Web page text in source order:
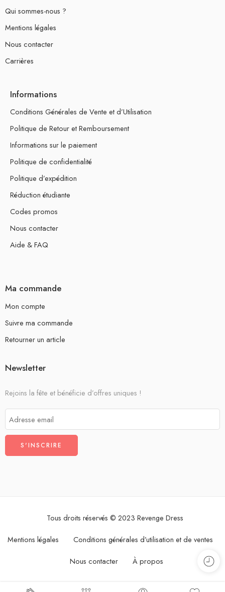
Qui sommes-nous ?
Mentions légales
Nous contacter
Carrières
Informations
Conditions Générales de Vente et d’Utilisation
Politique de Retour et Remboursement
Informations sur le paiement
Politique de confidentialité
Politique d’expédition
Réduction étudiante
Codes promos
Nous contacter
Aide & FAQ
Ma commande
Mon compte
Suivre ma commande
Retourner un article
Newsletter
Rejoins la fête et bénéficie d’offres uniques !
Tous droits réservés © 2023 Revenge Dress
Mentions légales Conditions générales d’utilisation et de ventes
Nous contacter À propos